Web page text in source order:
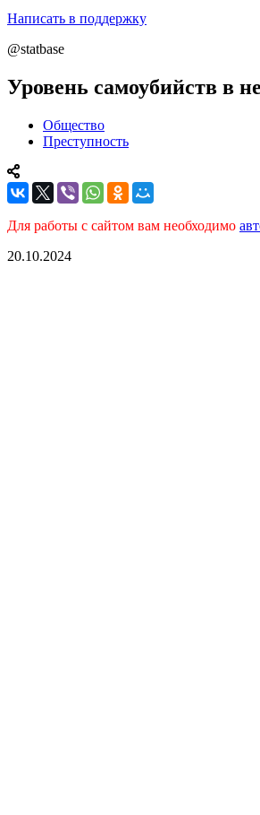
Написать в поддержку
@statbase
Уровень самоубийств в
Общество
Преступность
Для работы с сайтом вам необходимо
20.10.2024